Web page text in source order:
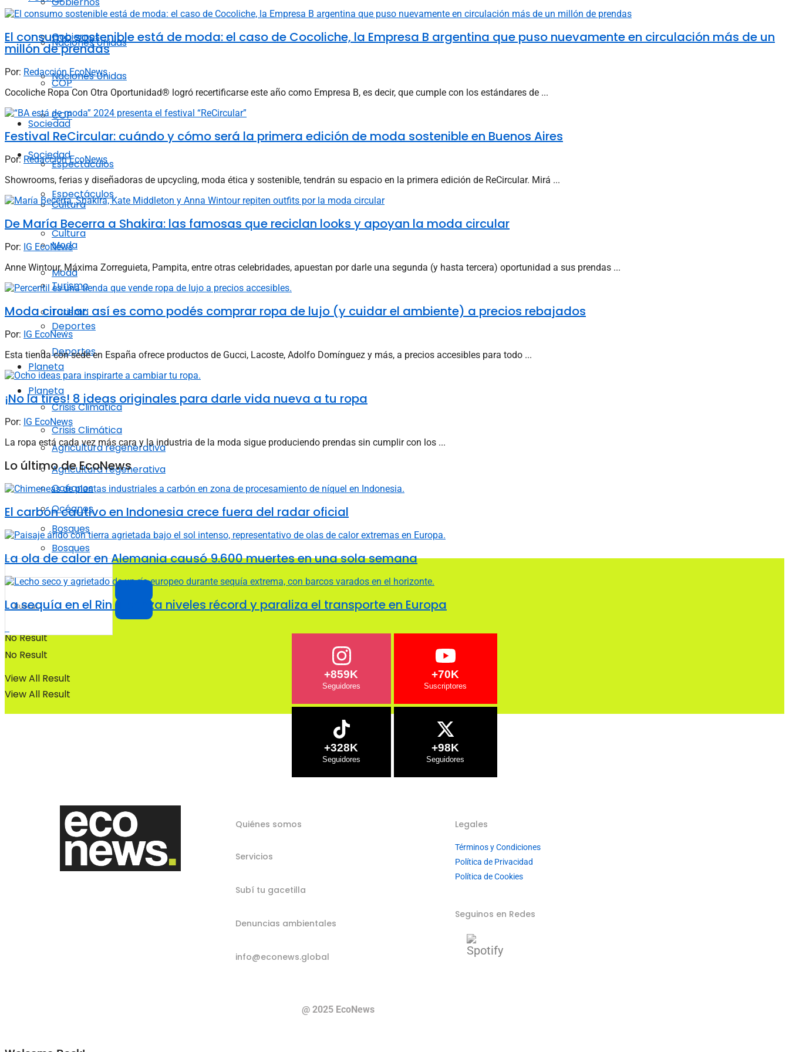
Naciones Unidas
COP
Sociedad
Espectáculos
Cultura
Moda
Turismo
Deportes
Planeta
Crisis Climática
Agricultura regenerativa
Océanos
Bosques
No Result
View All Result
Gobiernos
Naciones Unidas
COP
Sociedad
Espectáculos
Cultura
Moda
Turismo
Deportes
Planeta
Crisis Climática
Agricultura regenerativa
Océanos
Bosques
No Result
View All Result
El consumo sostenible está de moda: el caso de Cocoliche, la Empresa B argentina que puso nuevamente en circulación más de un
millón de prendas
Por: Redacción EcoNews
Cocoliche Ropa Con Otra Oportunidad® logró recertificarse este año como Empresa B, es decir, que cumple con los estándares de ...
Festival ReCircular: cuándo y cómo será la primera edición de moda sostenible en Buenos Aires
Por: Redacción EcoNews
Showrooms, ferias y diseñadoras de upcycling, moda ética y sostenible, tendrán su espacio en la primera edición de ReCircular. Mirá ...
De María Becerra a Shakira: las famosas que reciclan looks y apoyan la moda circular
Por: IG EcoNews
Anne Wintour, Máxima Zorreguieta, Pampita, entre otras celebridades, apuestan por darle una segunda (y hasta tercera) oportunidad a sus prendas ...
Moda circular: así es como podés comprar ropa de lujo (y cuidar el ambiente) a precios rebajados
Por: IG EcoNews
Esta tienda con sede en España ofrece productos de Gucci, Lacoste, Adolfo Domínguez y más, a precios accesibles para todo ...
¡No la tires! 8 ideas originales para darle vida nueva a tu ropa
Por: IG EcoNews
La ropa está cada vez más cara y la industria de la moda sigue produciendo prendas sin cumplir con los ...
Lo último de EcoNews
El carbón cautivo en Indonesia crece fuera del radar oficial
La ola de calor en Alemania causó 9.600 muertes en una sola semana
La sequía en el Rin alcanza niveles récord y paraliza el transporte en Europa
+859K +70K
+328K +98K
Quiénes somos
Servicios
Subí tu gacetilla
Denuncias ambientales
info@econews.global
Legales
Términos y Condiciones
Política de Privacidad
Política de Cookies
Seguinos en Redes
@ 2025 EcoNews